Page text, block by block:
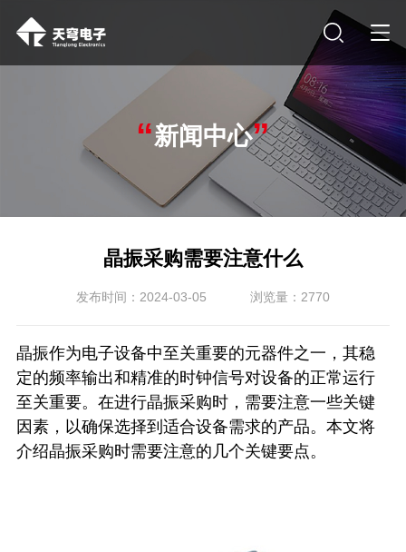
“新闻中心”
晶振采购需要注意什么
发布时间：2024-03-05 浏览量：2770
晶振作为电子设备中至关重要的元器件之一，其稳
定的频率输出和精准的时钟信号对设备的正常运行
至关重要。在进行晶振采购时，需要注意一些关键
因素，以确保选择到适合设备需求的产品。本文将
介绍晶振采购时需要注意的几个关键要点。